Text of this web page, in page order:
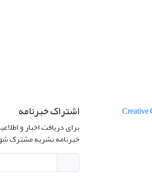
اشتراک خبرنامه
برای دریافت اخبار و
خبرنامه نشریه مشترک